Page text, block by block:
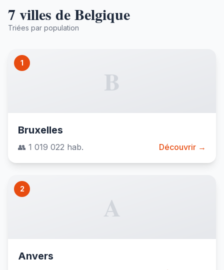
7 villes de Belgique
Triées par population
1
B
Bruxelles
👥 1 019 022 hab. Découvrir →
2
A
Anvers